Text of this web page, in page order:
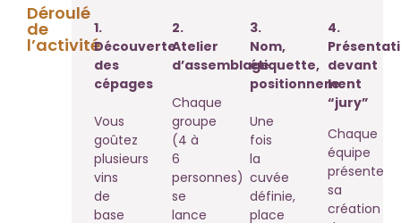
Déroulé
de
l’activité
1.
Découverte
des
cépages
Vous
goûtez
plusieurs
vins
de
base
2.
Atelier
d’assemblage
Chaque
groupe
(4 à
6
personnes)
se
lance
3.
Nom,
étiquette,
positionnement
Une
fois
la
cuvée
définie,
place
4.
devant
le
“jury”
Chaque
équipe
présente
sa
création